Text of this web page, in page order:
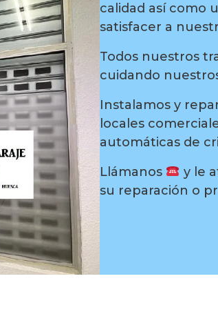
calidad así como
satisfacer a
Todos nuestros
cuidando
Instalamos y
locales
automáticas de
Llámanos
y le
su reparación o